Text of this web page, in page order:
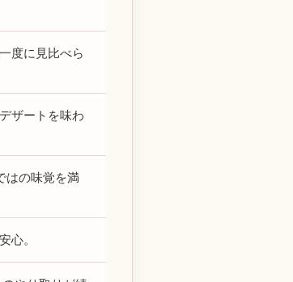
度に見比べら
ザートを味わ
はの味覚を満
心。